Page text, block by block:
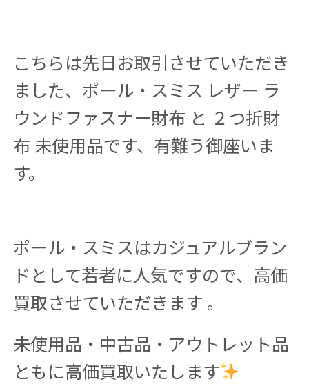
こちらは先日お取引させていただき
ました、ポール・スミス レザー ラ
ウンドファスナー財布 と ２つ折財
布 未使用品です、有難う御座いま
す。
ポール・スミスはカジュアルブラン
ドとして若者に人気ですので、高価
買取させていただきます 。
未使用品・中古品・アウトレット品
ともに高価買取いたします